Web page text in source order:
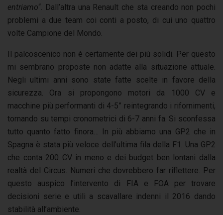
entriamo“. Dall’altra una Renault che sta creando non pochi
problemi a due team coi conti a posto, di cui uno quattro
volte Campione del Mondo.
Il palcoscenico non è certamente dei più solidi. Per questo
mi sembrano proposte non adatte alla situazione attuale.
Negli ultimi anni sono state fatte scelte in favore della
sicurezza. Ora si propongono motori da 1000 CV e
macchine più performanti di 4-5” reintegrando i rifornimenti,
tornando su tempi cronometrici di 6-7 anni fa. Si sconfessa
tutto quanto fatto finora… In più abbiamo una GP2 che in
Spagna è stata più veloce dell’ultima fila della F1. Una GP2
che conta 200 CV in meno e dei budget ben lontani dalla
realtà del Circus. Numeri che dovrebbero far riflettere. Per
questo auspico l’intervento di FIA e FOA per trovare
decisioni serie e utili a scavallare indenni il 2016 dando
stabilità all’ambiente.